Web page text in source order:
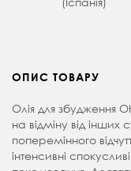
ОПИС ТОВАРУ
Олія для збудження
на відміну від
поперемінного
інтенсивні